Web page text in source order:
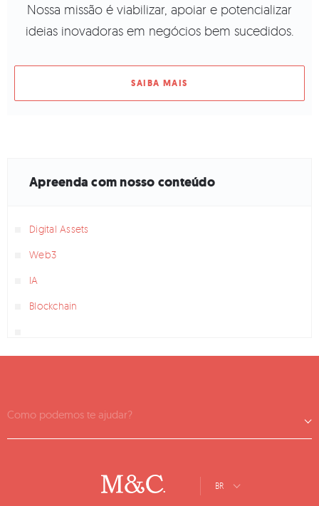
Nossa missão é viabilizar, apoiar e potencializar
ideias inovadoras em negócios bem sucedidos.
SAIBA MAIS
Apreenda com nosso conteúdo
Digital Assets
Web3
IA
Blockchain
Como podemos te ajudar?
BR